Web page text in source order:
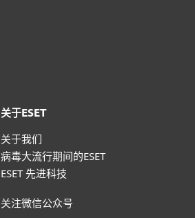
关于ESET
关于我们
病毒大流行期间的ESET
ESET 先进科技
关注微信公众号